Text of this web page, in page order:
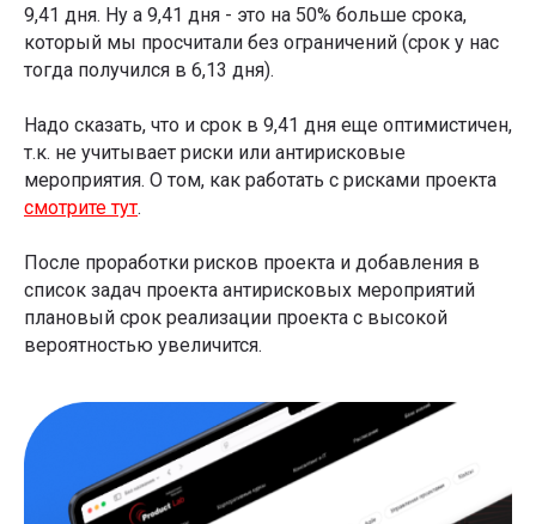
9,41 дня. Ну а 9,41 дня - это на 50% больше срока,
который мы просчитали без ограничений (срок у нас
тогда получился в 6,13 дня).
Надо сказать, что и срок в 9,41 дня еще оптимистичен,
т.к. не учитывает риски или антирисковые
мероприятия. О том, как работать с рисками проекта
смотрите тут.
После проработки рисков проекта и добавления в
список задач проекта антирисковых мероприятий
плановый срок реализации проекта с высокой
вероятностью увеличится.
Тренер по управлению проектами и Agile
Статью подготовил